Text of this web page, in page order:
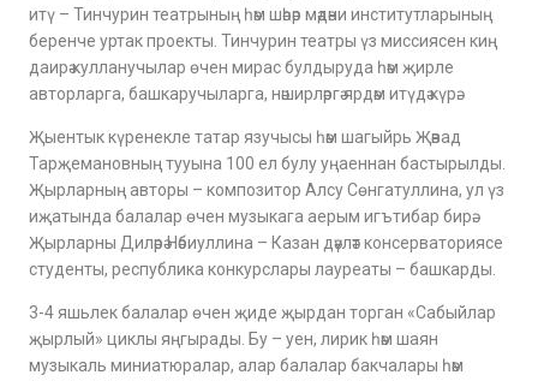
итү – Тинчурин театрының һәм шәһәр мәдәни институтларының
беренче уртак проекты. Тинчурин театры үз миссиясен киң
даирә кулланучылар өчен мирас булдыруда һәм җирле
авторларга, башкаручыларга, нәширләргә ярдәм итүдә күрә.
Җыентык күренекле татар язучысы һәм шагыйрь Җәвад
Тарҗемановның тууына 100 ел булу уңаеннан бастырылды.
Җырларның авторы – композитор Алсу Сөнгатуллина, ул үз
иҗатында балалар өчен музыкага аерым игътибар бирә.
Җырларны Диләрә Нәбиуллина – Казан дәүләт консерваториясе
студенты, республика конкурслары лауреаты – башкарды.
3-4 яшьлек балалар өчен җиде җырдан торган «Сабыйлар
җырлый» циклы яңгырады. Бу – уен, лирик һәм шаян
музыкаль миниатюралар, алар балалар бакчалары һәм